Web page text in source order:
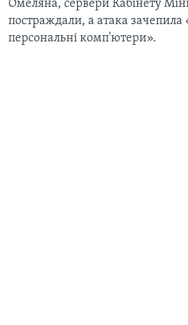
Омеляна, сервери Кабінету
постраждали, а атака зачепила
персональні комп'ютери».